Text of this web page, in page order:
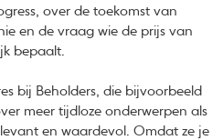
over de toekomst van
en de vraag wie de prijs van
bepaalt.
bij Beholders, die bijvoorbeeld
meer tijdloze onderwerpen als
en waardevol. Omdat ze je